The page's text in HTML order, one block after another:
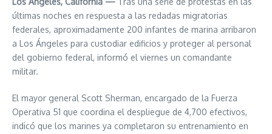
últimas noches en respuesta a las redadas migratorias
federales, aproximadamente 200 infantes de marina arribaron
a Los Ángeles para custodiar edificios y proteger al personal
del gobierno federal, informó el viernes un comandante
militar.
El mayor general Scott Sherman, encargado de la Fuerza
Operativa 51 que coordina el despliegue de 4,700 efectivos,
indicó que los marines ya completaron su entrenamiento en